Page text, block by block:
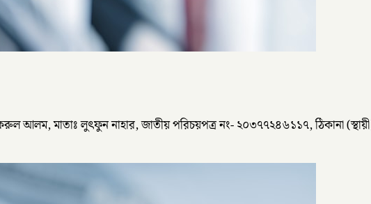
আলম, মাতাঃ লুৎফুন নাহার, জাতীয় পরিচয়পত্র নং- ২০৩৭৭২৪৬১১৭, ঠিকানা